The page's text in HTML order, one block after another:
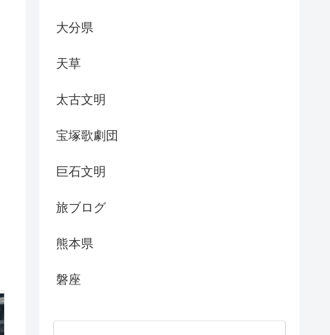
大分県
天草
太古文明
宝塚歌劇団
巨石文明
旅ブログ
熊本県
磐座